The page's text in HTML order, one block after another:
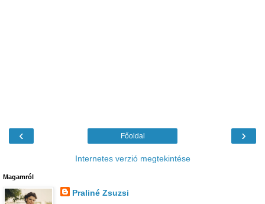
‹ ›
Főoldal
Internetes verzió megtekintése
Magamról
Praliné Zsuzsi